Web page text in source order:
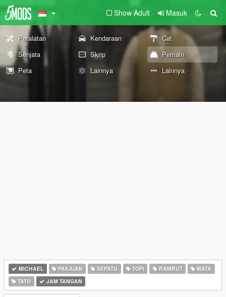
Show Adult Masuk
Peralatan Kendaraan
Cat
Senjata
Skrip
Pemain
Peta
Lainnya Lainnya
MICHAEL PAKAIAN SEPATU TOPI RAMBUT
MATA
TATO
JAM TANGAN